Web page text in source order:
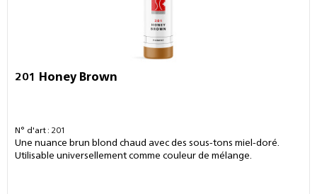
201 Honey Brown
N° d'art : 201
Une nuance brun blond chaud avec des sous-tons miel-doré.
Utilisable universellement comme couleur de mélange.